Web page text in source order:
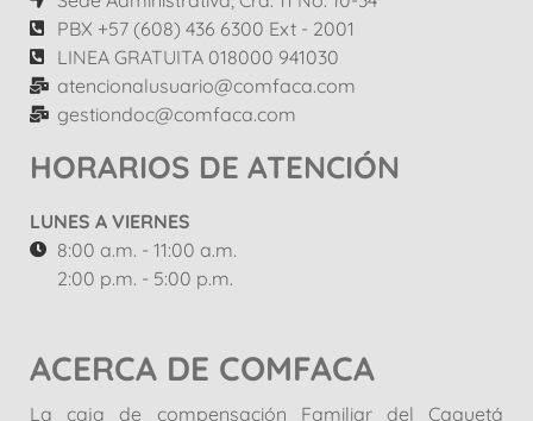
PBX +57 (608) 436 6300 Ext - 2001
LINEA GRATUITA 018000 941030
atencionalusuario@comfaca.com
gestiondoc@comfaca.com
HORARIOS DE ATENCIÓN
LUNES A VIERNES
8:00 a.m. - 11:00 a.m.
2:00 p.m. - 5:00 p.m.
ACERCA DE COMFACA
La caja de compensación Familiar del Caquetá